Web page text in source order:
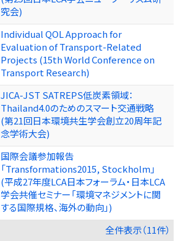
究会)
Individual QOL Approach for
Evaluation of Transport-Related
Projects (15th World Conference on
Transport Research)
JICA-JST SATREPS低炭素領域：
Thailand4.0のためのスマート交通戦略
(第21回日本環境共生学会創立20周年記
念学術大会)
国際会議参加報告
「Transformations2015, Stockholm」
(平成27年度LCA日本フォーラム・日本LCA
学会共催セミナー「環境マネジメントに関
する国際規格、海外の動向」)
全件表示（11件）